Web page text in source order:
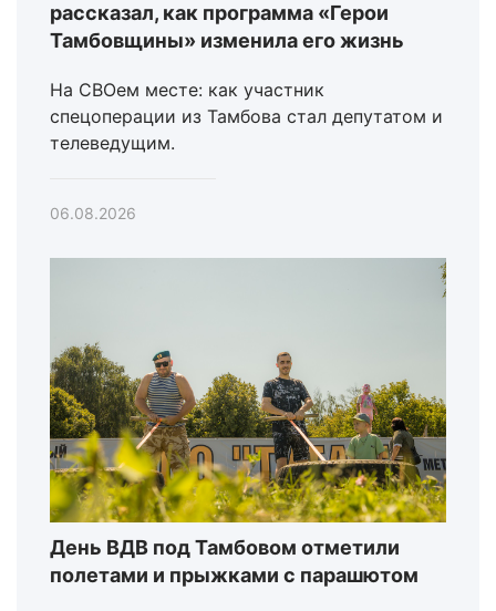
рассказал, как программа «Герои
Тамбовщины» изменила его жизнь
На СВОем месте: как участник
спецоперации из Тамбова стал депутатом и
телеведущим.
06.08.2026
День ВДВ под Тамбовом отметили
полетами и прыжками с парашютом